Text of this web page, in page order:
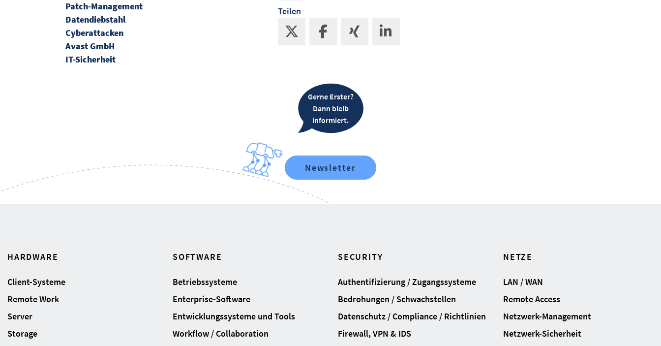
Patch-Management
Datendiebstahl
Cyberattacken
Avast GmbH
IT-Sicherheit
Teilen
Gerne Erster?
Dann bleib
informiert.
Newsletter
HARDWARE
Client-Systeme
Remote Work
Server
Storage
SOFTWARE
Betriebssysteme
Enterprise-Software
Entwicklungssysteme und Tools
Workflow / Collaboration
SECURITY
Authentifizierung / Zugangssysteme
Bedrohungen / Schwachstellen
Datenschutz / Compliance / Richtlinien
Firewall, VPN & IDS
NETZE
LAN / WAN
Remote Access
Netzwerk-Management
Netzwerk-Sicherheit